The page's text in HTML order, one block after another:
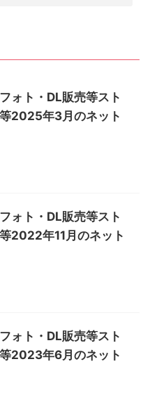
ォト・DL販売等スト
2025年3月のネット
ォト・DL販売等スト
2022年11月のネット
ォト・DL販売等スト
2023年6月のネット